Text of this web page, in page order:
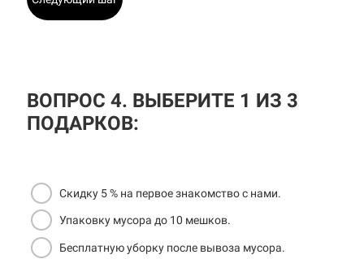
ВОПРОС 4. ВЫБЕРИТЕ 1 ИЗ 3
ПОДАРКОВ:
Скидку 5 % на первое знакомство с нами.
Упаковку мусора до 10 мешков.
Бесплатную уборку после вывоза мусора.